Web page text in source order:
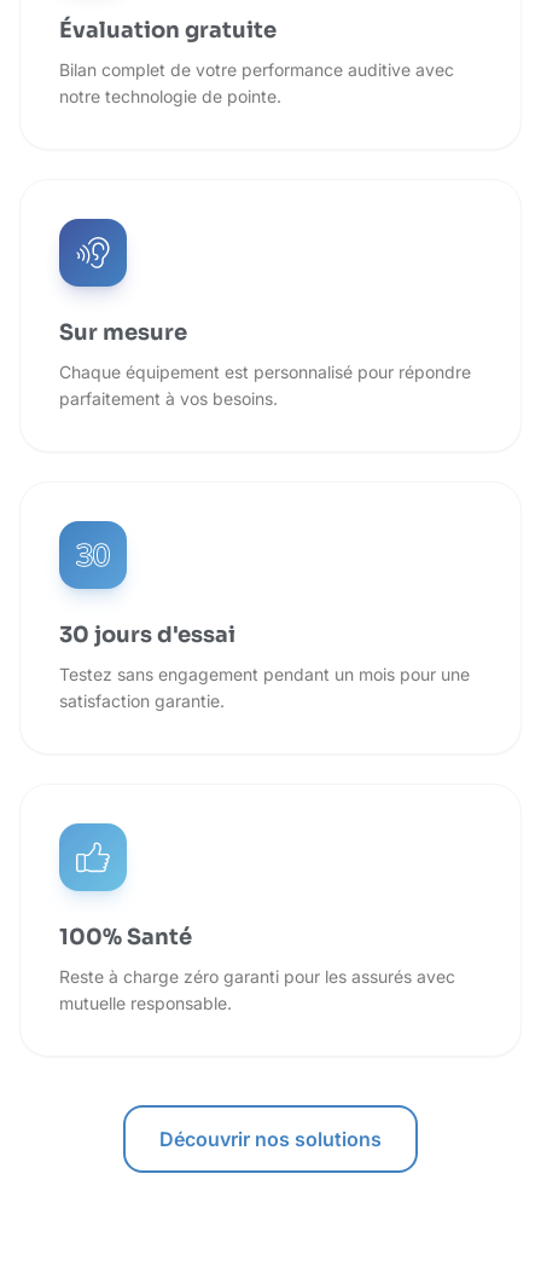
Évaluation gratuite
Bilan complet de votre performance auditive avec
notre technologie de pointe.
Sur mesure
Chaque équipement est personnalisé pour répondre
parfaitement à vos besoins.
30 jours d'essai
Testez sans engagement pendant un mois pour une
satisfaction garantie.
100% Santé
Reste à charge zéro garanti pour les assurés avec
mutuelle responsable.
Découvrir nos solutions